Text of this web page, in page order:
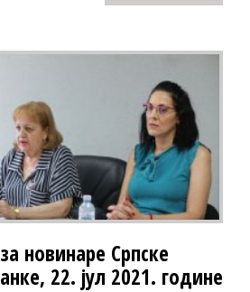
новинаре Српске
22. јул 2021. године